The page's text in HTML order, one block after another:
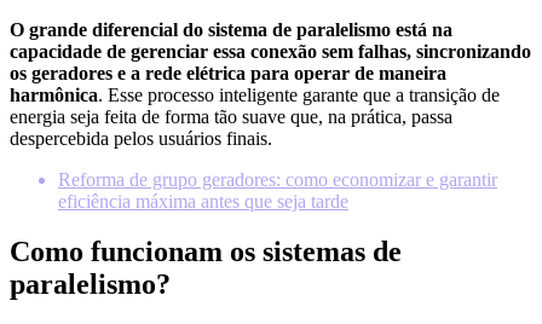
O grande diferencial do sistema de paralelismo está na
capacidade de gerenciar essa conexão sem falhas, sincronizando
os geradores e a rede elétrica para operar de maneira
harmônica. Esse processo inteligente garante que a transição de
energia seja feita de forma tão suave que, na prática, passa
despercebida pelos usuários finais.
Reforma de grupo geradores: como economizar e garantir
eficiência máxima antes que seja tarde
Como funcionam os sistemas de
paralelismo?